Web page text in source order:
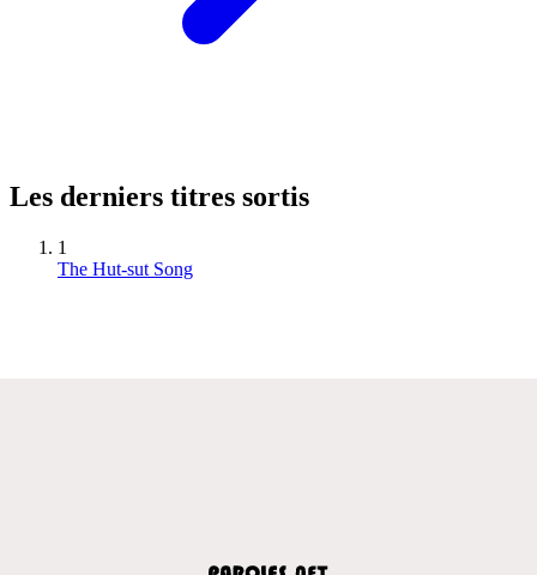
Les derniers titres sortis
1
The Hut-sut Song